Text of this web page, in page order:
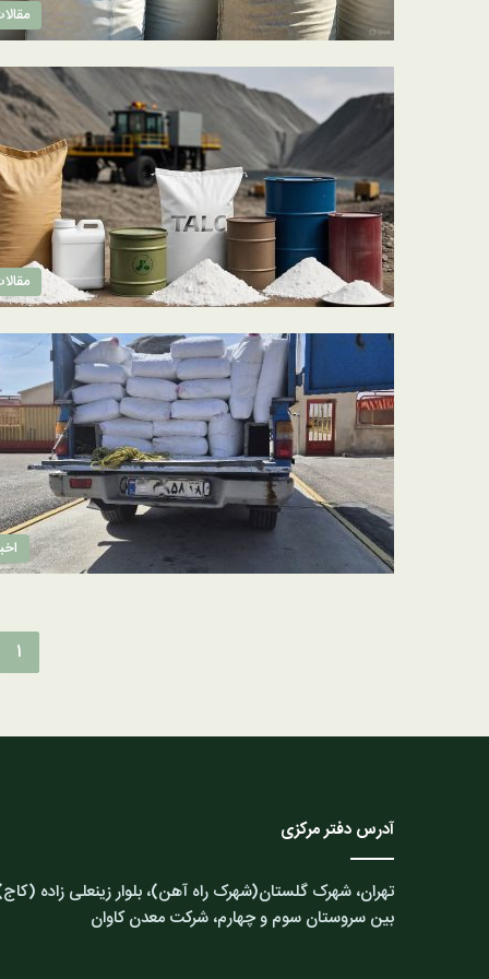
1
آدرس دفتر مرکزی
تهران، شهرک گلستان(شهرک راه آهن)، بلوار زینعلی زاده
بین سروستان سوم و چهارم، شرکت معدن کاوان